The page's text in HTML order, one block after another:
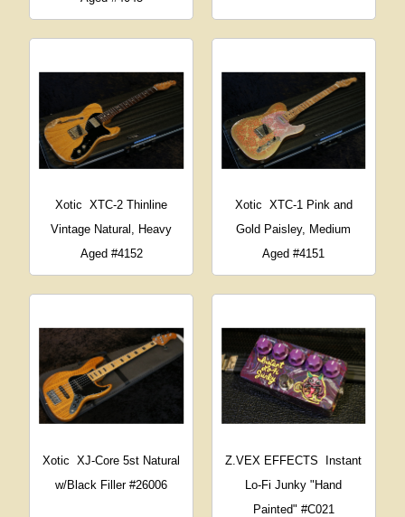
Xotic
XTC-2 Thinline
Vintage Natural, Heavy
Aged #4152
Xotic XTC-1 Pink and
Gold Paisley, Medium
Aged #4151
Xotic
XJ-Core 5st Natural
w/Black Filler #26006
Z.VEX EFFECTS
Instant
Lo-Fi Junky "Hand
Painted" #C021